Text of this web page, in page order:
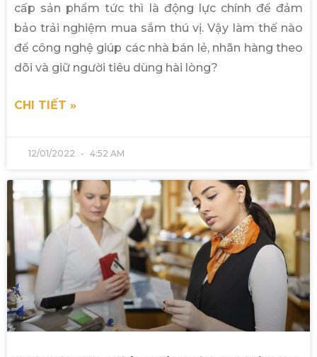
cấp sản phẩm tức thì là động lực chính để đảm
bảo trải nghiệm mua sắm thú vị. Vậy làm thế nào
để công nghệ giúp các nhà bán lẻ, nhãn hàng theo
dõi và giữ người tiêu dùng hài lòng?
CHI TIẾT »
12/01/2022 4:52 AM